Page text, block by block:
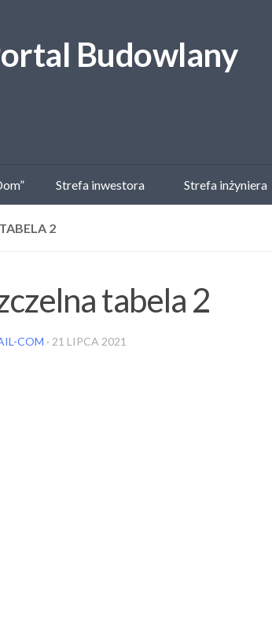
Strefa inwestora Strefa inżyniera
2
tabela 2
COM · 21 LIPCA 2021